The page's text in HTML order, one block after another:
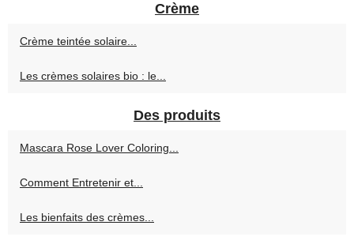
Crème
Crème teintée solaire...
Les crèmes solaires bio : le...
Des produits
Mascara Rose Lover Coloring...
Comment Entretenir et...
Les bienfaits des crèmes...